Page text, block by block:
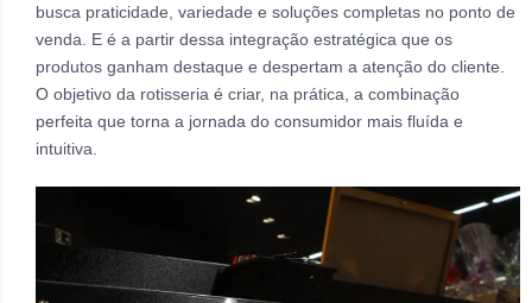
busca praticidade, variedade e soluções completas no ponto de
venda. E é a partir dessa integração estratégica que os
produtos ganham destaque e despertam a atenção do cliente.
O objetivo da rotisseria é criar, na prática, a combinação
perfeita que torna a jornada do consumidor mais fluída e
intuitiva.